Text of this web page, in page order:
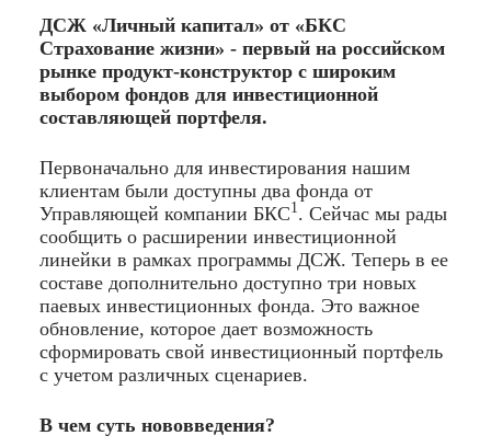
ДСЖ «Личный капитал» от «БКС
Страхование жизни» - первый на российском
рынке продукт-конструктор с широким
выбором фондов для инвестиционной
составляющей портфеля.
Первоначально для инвестирования нашим
клиентам были доступны два фонда от
Управляющей компании БКС1. Сейчас мы рады
сообщить о расширении инвестиционной
линейки в рамках программы ДСЖ. Теперь в ее
составе дополнительно доступно три новых
паевых инвестиционных фонда. Это важное
обновление, которое дает возможность
сформировать свой инвестиционный портфель
с учетом различных сценариев.
В чем суть нововведения?